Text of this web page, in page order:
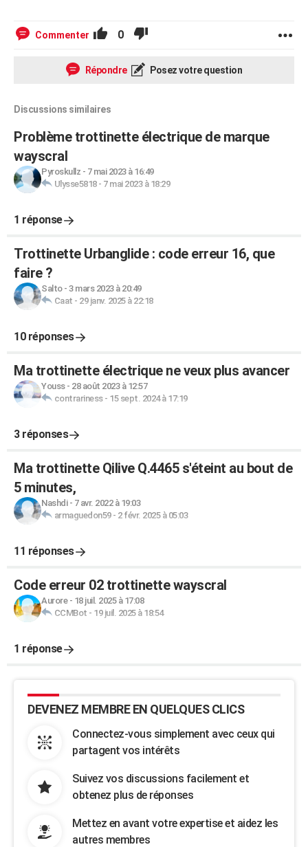
Commenter 0
Répondre Posez votre question
Discussions similaires
Problème trottinette électrique de marque
wayscral
Pyroskullz - 7 mai 2023 à 16:49
Ulysse5818- 7 mai 2023 à 18:29
1 réponse
Trottinette Urbanglide : code erreur 16, que
faire ?
Salto- 3 mars 2023 à 20:49
Caat - 29 janv. 2025 à 22:18
10 réponses
Ma trottinette électrique ne veux plus avancer
Youss- 28 août 2023 à 12:57
contrariness- 15 sept. 2024 à 17:19
3 réponses
Ma trottinette Qilive Q.4465 s'éteint au bout de
5 minutes,
Nashdi- 7 avr. 2022 à 19:03
armaguedon59- 2 févr. 2025 à 05:03
11 réponses
Code erreur 02 trottinette wayscral
Aurore- 18 juil. 2025 à 17:08
CCMBot - 19 juil. 2025 à 18:54
1 réponse
DEVENEZ MEMBRE EN QUELQUES CLICS
Connectez-vous simplement avec ceux qui
partagent vos intérêts
Suivez vos discussions facilement et
obtenez plus de réponses
Mettez en avant votre expertise et aidez les
autres membres